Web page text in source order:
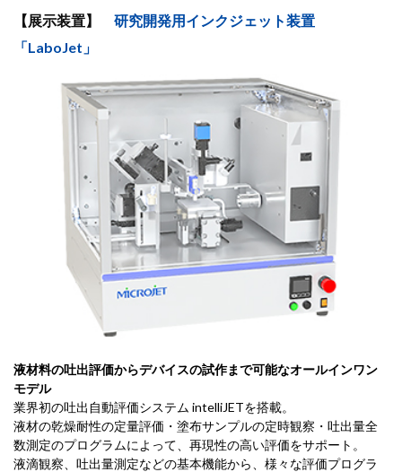
【展示装置】
研究開発用インクジェット装置
「LaboJet」
液材料の吐出評価からデバイスの試作まで可能なオールインワン
モデル
業界初の吐出自動評価システム intelliJETを搭載。
液材の乾燥耐性の定量評価・塗布サンプルの定時観察・吐出量全
数測定のプログラムによって、再現性の高い評価をサポート。
液滴観察、吐出量測定などの基本機能から、様々な評価プログラ